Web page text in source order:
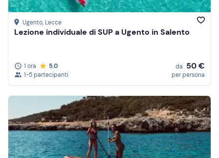
Ugento, Lecce
Lezione individuale di SUP a Ugento in Salento
1 ora
5.0
1-5 partecipanti
da 50 €
per persona